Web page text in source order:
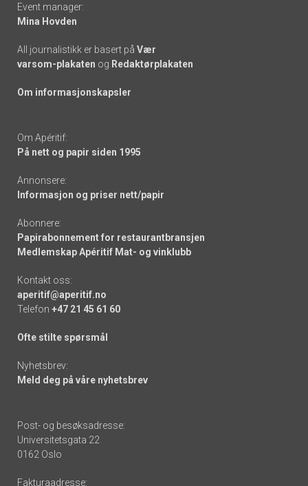
Event manager:
Mina Hovden
All journalistikk er basert på Vær
varsom-plakaten og Redaktørplakaten
Om informasjonskapsler
Om Apéritif:
På nett og papir siden 1995
Annonsere:
Informasjon og priser nett/papir
Abonnere:
Papirabonnement for restaurantbransjen
Medlemskap Apéritif Mat- og vinklubb
Kontakt oss:
aperitif@aperitif.no
Telefon +47 21 45 61 60
Ofte stilte spørsmål
Nyhetsbrev:
Meld deg på våre nyhetsbrev
Post- og besøksadresse:
Universitetsgata 22
0162 Oslo
Fakturaadresse: